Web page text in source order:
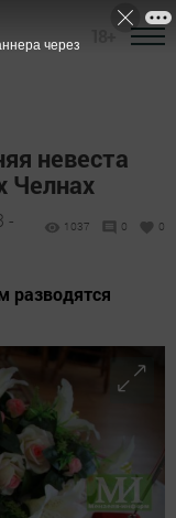
невеста
Челнах
-
1037 0 0
разводятся
через